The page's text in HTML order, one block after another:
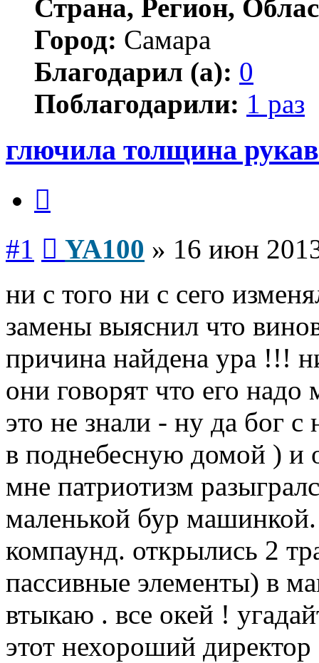
Страна, Регион,
Город: Самара
Благодарил (а): 0
Поблагодарили: 1 раз
глючила толщина
#1 YA100 » 16 июн
ни с того ни с сего
замены выяснил что
причина найдена ура !!!
они говорят что его
это не знали - ну да бог
в поднебесную домой ) и
мне патриотизм
маленькой бур
компаунд. открылись 2
пассивные элементы) в
втыкаю . все окей !
этот нехороший